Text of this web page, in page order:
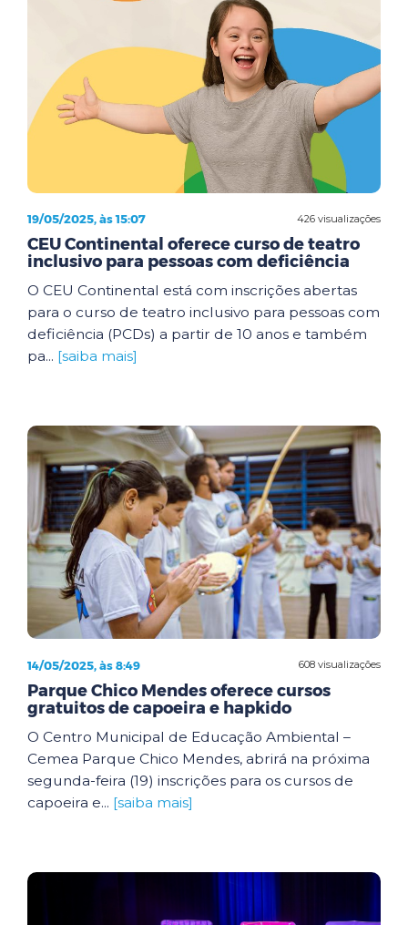
426 visualizações
19/05/2025, às 15:07
CEU Continental oferece curso de teatro
inclusivo para pessoas com deficiência
O CEU Continental está com inscrições abertas
para o curso de teatro inclusivo para pessoas com
deficiência (PCDs) a partir de 10 anos e também
pa... [saiba mais]
608 visualizações
14/05/2025, às 8:49
Parque Chico Mendes oferece cursos
gratuitos de capoeira e hapkido
O Centro Municipal de Educação Ambiental –
Cemea Parque Chico Mendes, abrirá na próxima
segunda-feira (19) inscrições para os cursos de
capoeira e... [saiba mais]